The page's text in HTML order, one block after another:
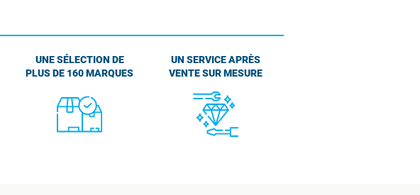
UNE SÉLECTION DE
PLUS DE 160 MARQUES
UN SERVICE APRÈS
VENTE SUR MESURE